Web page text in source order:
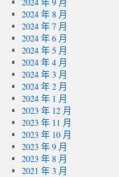
2024 年 8 月
2024 年 7 月
2024 年 6 月
2024 年 5 月
2024 年 4 月
2024 年 3 月
2024 年 2 月
2024 年 1 月
2023 年 12 月
2023 年 11 月
2023 年 10 月
2023 年 9 月
2023 年 8 月
2021 年 3 月